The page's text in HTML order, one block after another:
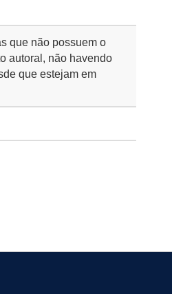
que não possuem o
autoral, não havendo
que estejam em